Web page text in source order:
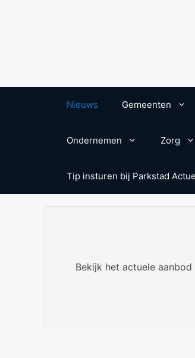
Nieuws Gemeenten
Ondernemen Zorg
Tip insturen bij Parkstad
Bekijk het actuele